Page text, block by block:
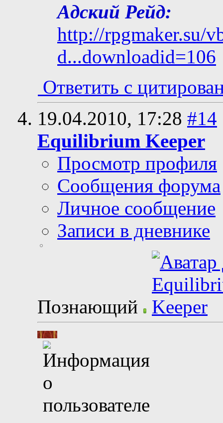
Адский Рейд:
http://rpgmaker.su/
d...downloadid=106
Ответить с
19.04.2010, 17:28 #14
Equilibrium Keeper
Просмотр профиля
Сообщения форума
Личное сообщение
Записи в дневнике
Познающий